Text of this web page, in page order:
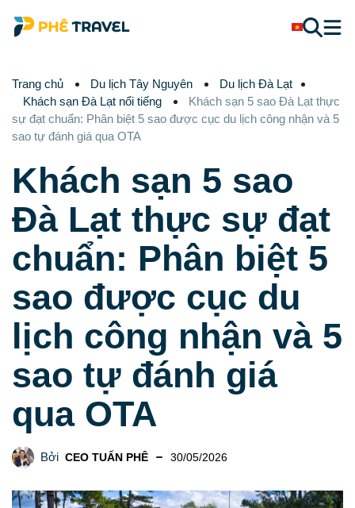
Trang chủ Du lịch Tây Nguyên
Du lịch Đà Lạt
Khách sạn Đà Lạt nổi tiếng
Khách sạn 5 sao Đà Lạt thực
sự đạt chuẩn: Phân biệt 5 sao được cục du lịch công nhận và 5
sao tự đánh giá qua OTA
Khách sạn 5 sao
Đà Lạt thực sự đạt
chuẩn: Phân biệt 5
sao được cục du
lịch công nhận và 5
sao tự đánh giá
qua OTA
Bởi CEO TUẤN PHÊ 30/05/2026